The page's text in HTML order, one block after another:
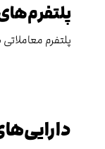
پلتفرم معاملاتی در دسترس در بروکر